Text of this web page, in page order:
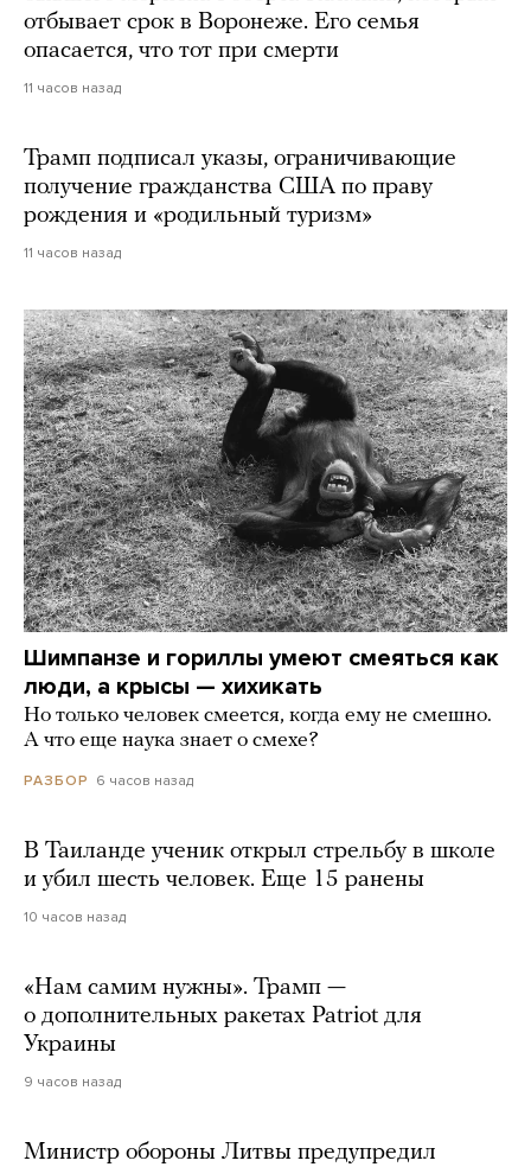
отбывает срок в Воронеже. Его семья
опасается, что тот при смерти
11 часов назад
Трамп подписал указы, ограничивающие
получение гражданства США по праву
рождения и «родильный туризм»
11 часов назад
Шимпанзе и гориллы умеют смеяться как
люди, а крысы — хихикать
Но только человек смеется, когда ему не смешно.
А что еще наука знает о смехе?
РАЗБОР 6 часов назад
В Таиланде ученик открыл стрельбу в школе
и убил шесть человек. Еще 15 ранены
10 часов назад
«Нам самим нужны». Трамп —
о дополнительных ракетах Patriot для
Украины
9 часов назад
Министр обороны Литвы предупредил